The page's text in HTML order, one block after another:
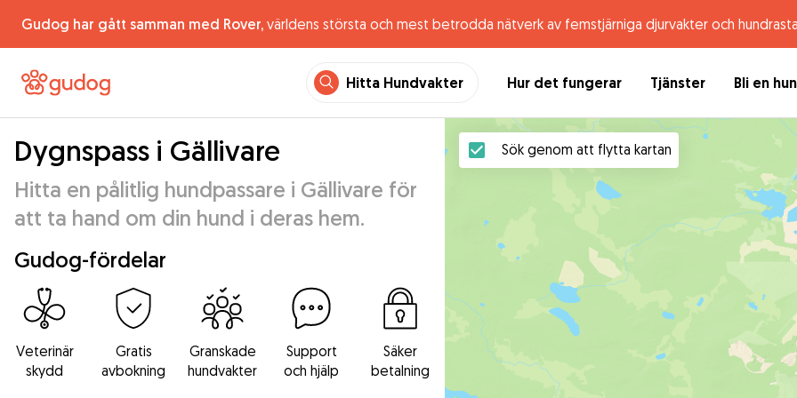
Gudog har gått samman med Rover, världens största och mest betrodda nätverk av femstjärniga djurvakter och
Hitta Hundvakter Hur det fungerar Tjänster Bli en
Dygnspass i Gällivare
Hitta en pålitlig hundpassare i Gällivare för
att ta hand om din hund i deras hem.
Gudog-fördelar
Veterinär
skydd
Gratis
avbokning
Granskade
hundvakter
Support
och hjälp
Säker
betalning
Sök genom att flytta kartan